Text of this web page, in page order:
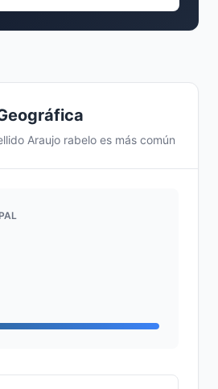
Araujo rabelo es más común